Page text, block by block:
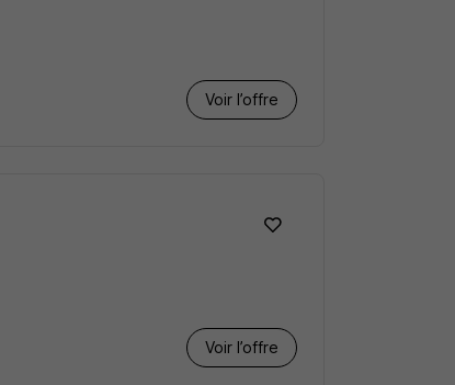
Voir l’offre
Voir l’offre